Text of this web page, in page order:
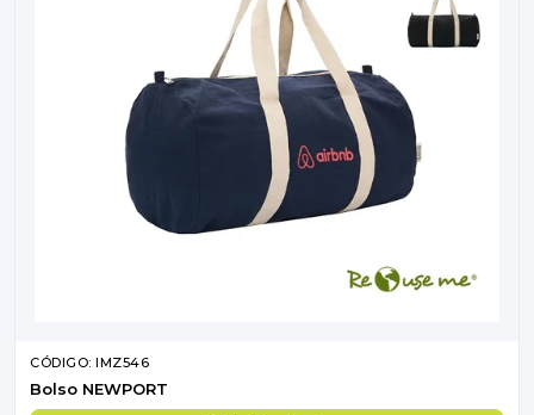
CÓDIGO: IMZ546
Bolso NEWPORT